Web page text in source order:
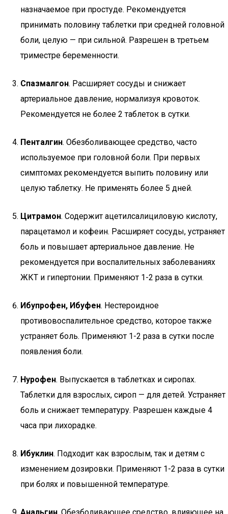
назначаемое при простуде. Рекомендуется
принимать половину таблетки при средней головной
боли, целую — при сильной. Разрешен в третьем
триместре беременности.
Спазмалгон. Расширяет сосуды и снижает
артериальное давление, нормализуя кровоток.
Рекомендуется не более 2 таблеток в сутки.
Пенталгин. Обезболивающее средство, часто
используемое при головной боли. При первых
симптомах рекомендуется выпить половину или
целую таблетку. Не применять более 5 дней.
Цитрамон. Содержит ацетилсалициловую кислоту,
парацетамол и кофеин. Расширяет сосуды, устраняет
боль и повышает артериальное давление. Не
рекомендуется при воспалительных заболеваниях
ЖКТ и гипертонии. Применяют 1-2 раза в сутки.
Ибупрофен, Ибуфен. Нестероидное
противовоспалительное средство, которое также
устраняет боль. Применяют 1-2 раза в сутки после
появления боли.
Нурофен. Выпускается в таблетках и сиропах.
Таблетки для взрослых, сироп — для детей. Устраняет
боль и снижает температуру. Разрешен каждые 4
часа при лихорадке.
Ибуклин. Подходит как взрослым, так и детям с
изменением дозировки. Применяют 1-2 раза в сутки
при болях и повышенной температуре.